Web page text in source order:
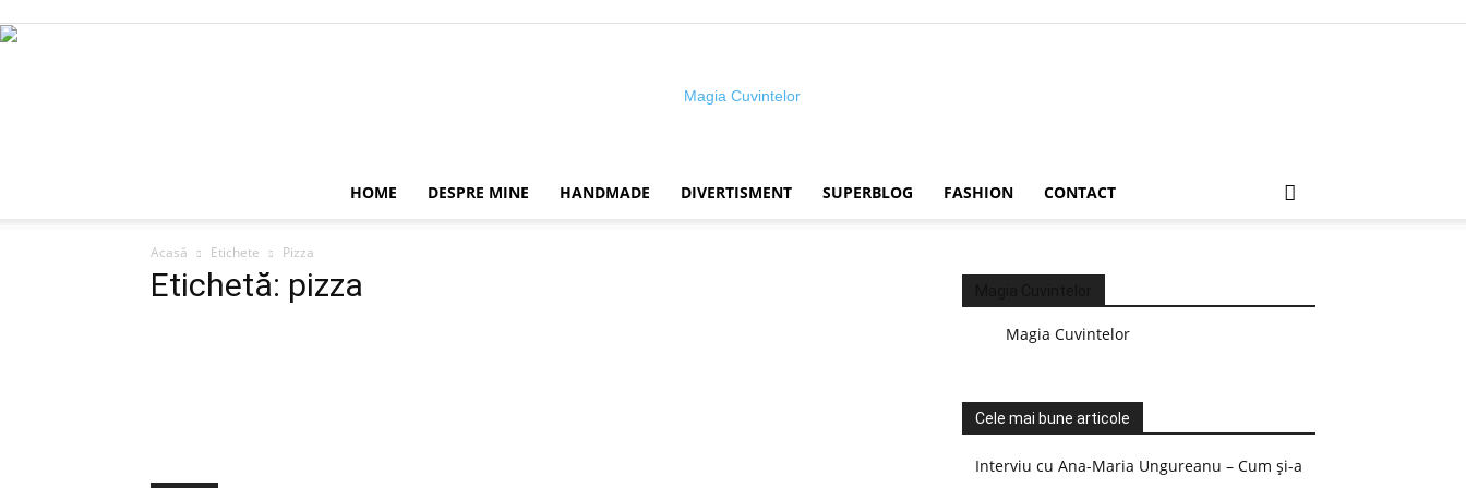
HOME DESPRE MINE HANDMADE DIVERTISMENT SUPERBLOG FASHION CONTACT
Acasă Etichete Pizza
Etichetă: pizza
Magia Cuvintelor
Cele mai bune articole
Interviu cu Ana-Maria Ungureanu – Cum și-a